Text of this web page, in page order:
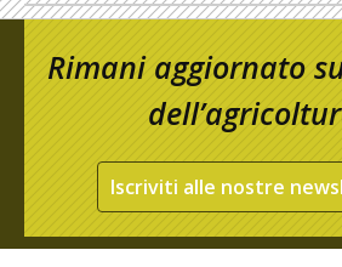
Rimani aggiornato
Iscriviti alle nostre